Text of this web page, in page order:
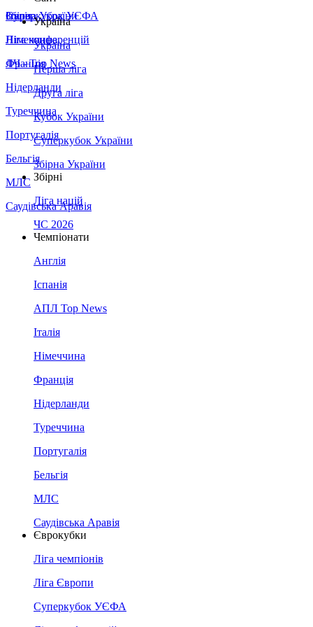
Збірна України
Італія
Німеччина
Франція
Нідерланди
Туреччина
Португалія
Бельгія
МЛС
Саудівська Аравія
Суперкубок УЄФА
Ліга конференцій
ЛЧ - Top News
Україна
Україна
Перша ліга
Друга ліга
Кубок України
Суперкубок України
Збірна України
Збірні
Ліга націй
ЧС 2026
Чемпіонати
Англія
Іспанія
АПЛ Top News
Італія
Німеччина
Франція
Нідерланди
Туреччина
Португалія
Бельгія
МЛС
Саудівська Аравія
Єврокубки
Ліга чемпіонів
Ліга Європи
Суперкубок УЄФА